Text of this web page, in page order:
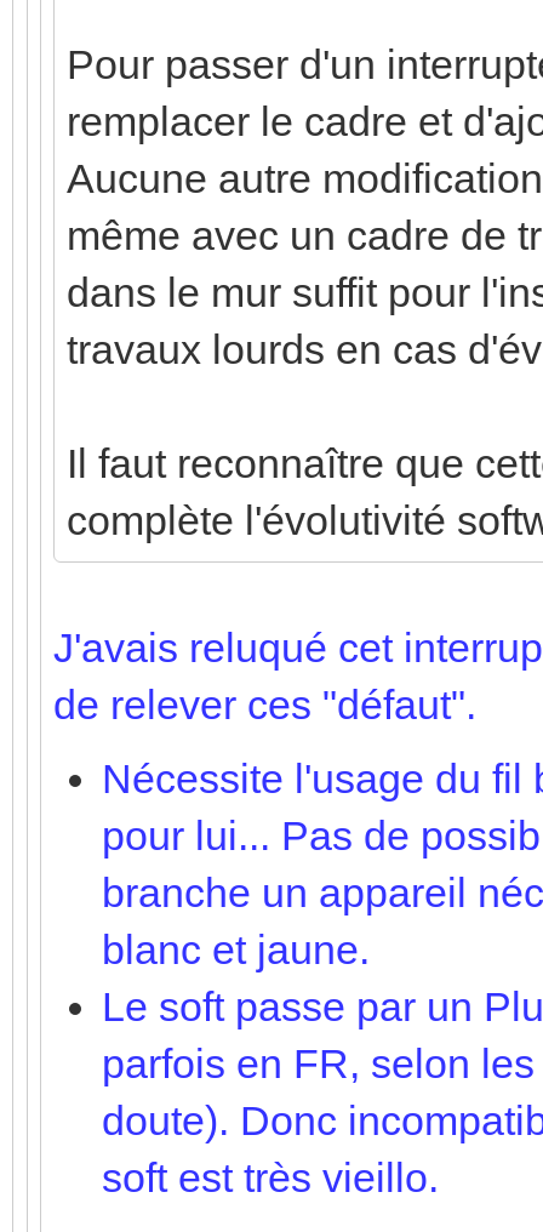
Pour passer d'un
remplacer le cadre et
Aucune autre
même avec un cadre de
dans le mur suffit pour
travaux lourds en cas
Il faut reconnaître que
complète l'évolutivité
J'avais reluqué cet
de relever ces "défaut".
Nécessite l'usage du fil
pour lui... Pas de
branche un appareil
blanc et jaune.
Le soft passe par un
parfois en FR, selon
doute). Donc
soft est très vieillo.